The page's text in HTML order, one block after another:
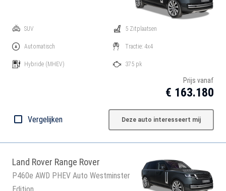
SUV
Automatisch
Hybride (MHEV)
5 Zitplaatsen
Tractie: 4x4
375 pk
Prijs vanaf
€ 163.180
Vergelijken Deze auto interesseert mij
Land Rover Range Rover
P460e AWD PHEV Auto Westminster